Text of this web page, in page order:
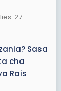
27
Sasa
cha
Rais